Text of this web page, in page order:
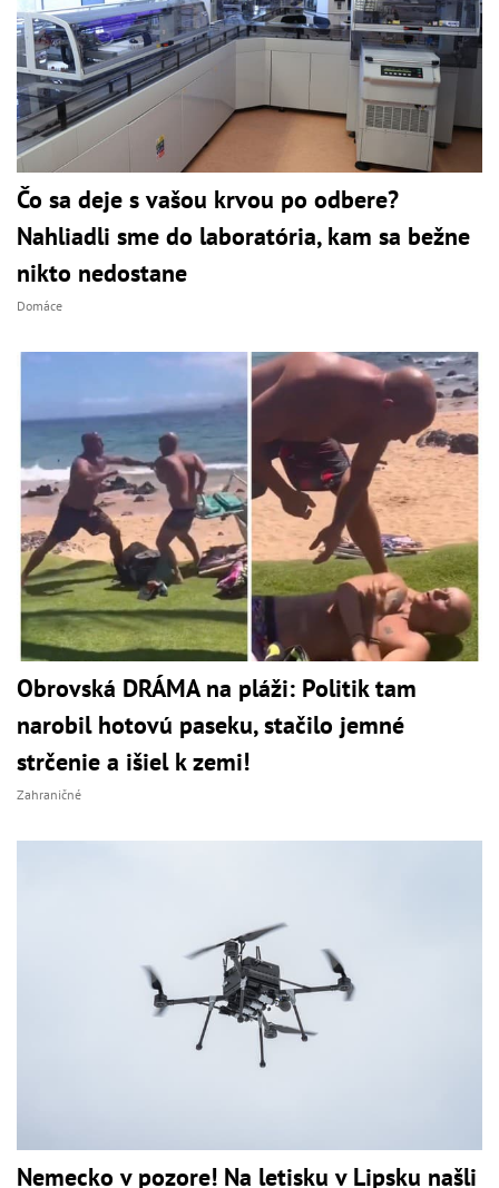
Čo sa deje s vašou krvou po odbere?
Nahliadli sme do laboratória, kam sa bežne
nikto nedostane
Domáce
Obrovská DRÁMA na pláži: Politik tam
narobil hotovú paseku, stačilo jemné
strčenie a išiel k zemi!
Zahraničné
Nemecko v pozore! Na letisku v Lipsku našli